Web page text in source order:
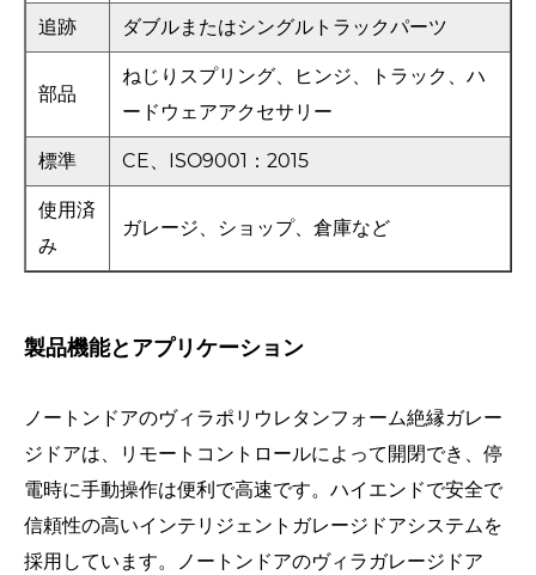
追跡 ダブルまたはシングルトラックパーツ
部品
ねじりスプリング、ヒンジ、トラック、ハ
ードウェアアクセサリー
標準 CE、ISO9001：2015
使用済
み
ガレージ、ショップ、倉庫など
製品機能とアプリケーション
ノートンドアのヴィラポリウレタンフォーム絶縁ガレー
ジドアは、リモートコントロールによって開閉でき、停
電時に手動操作は便利で高速です。ハイエンドで安全で
信頼性の高いインテリジェントガレージドアシステムを
採用しています。ノートンドアのヴィラガレージドア